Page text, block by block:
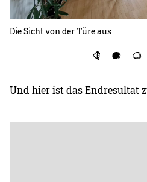
Die Sicht von der Türe aus
Und hier ist das Endresultat